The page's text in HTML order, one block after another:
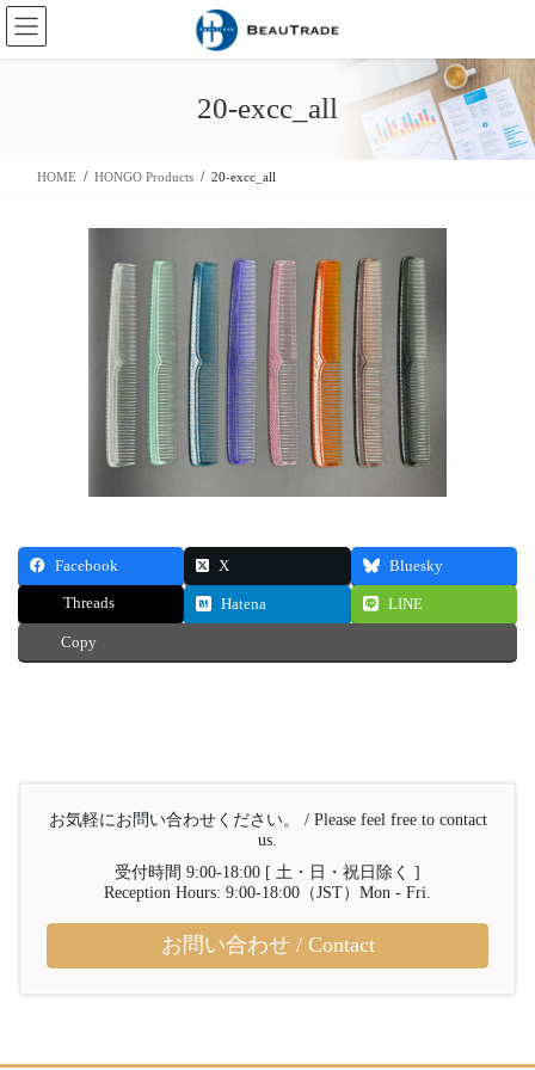
Skip
Skip
20-excc_all
HOME HONGO Products 20-excc_all
Facebook X Bluesky
Threads Hatena LINE
Copy
お気軽にお問い合わせください。 / Please feel free to contact
us.
受付時間 9:00-18:00 [ 土・日・祝日除く ]
Reception Hours: 9:00-18:00（JST）Mon - Fri.
お問い合わせ / Contact